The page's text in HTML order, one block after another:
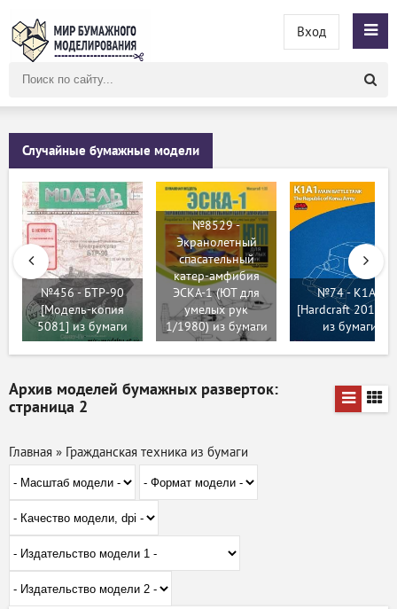
сайту
Вход
Случайные бумажные модели
№456 - БТР-90
[Модель-копия
5081] из бумаги
№8529 -
Экранолетный
спасательный
катер-амфибия
ЭСКА-1 (ЮТ для
умелых рук
1/1980) из бумаги
№74 - K1A1
[Hardcraft 2013-
из бумаги
Архив моделей бумажных разверток:
страница 2
Главная » Гражданская техника из бумаги